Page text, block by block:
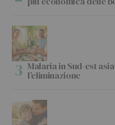
Malaria in Sud-est
l’eliminazione